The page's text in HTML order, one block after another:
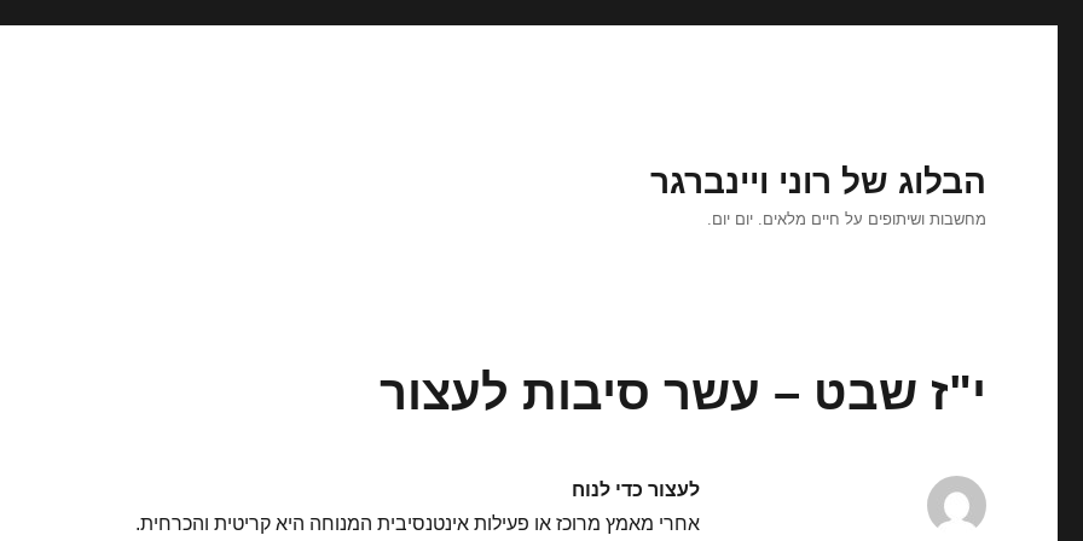
הבלוג של רוני ויינברגר
מחשבות ושיתופים על חיים מלאים. יום יום.
י"ז שבט – עשר סיבות לעצור
לעצור כדי לנוח
אחרי מאמץ מרוכז או פעילות אינטנסיבית המנוחה היא קריטית והכרחית.